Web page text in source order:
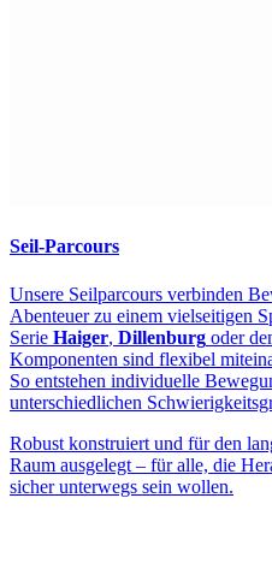
Seil-Parcours
Unsere Seilparcours verbinden
Abenteuer zu einem vielseitigen
Serie Haiger, Dillenburg oder
Komponenten sind flexibel
So entstehen individuelle
unterschiedlichen
Robust konstruiert und für den
Raum ausgelegt – für alle, die
sicher unterwegs sein wollen.